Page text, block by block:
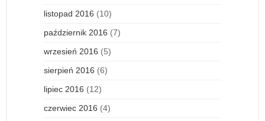
listopad 2016 (10)
październik 2016 (7)
wrzesień 2016 (5)
sierpień 2016 (6)
lipiec 2016 (12)
czerwiec 2016 (4)